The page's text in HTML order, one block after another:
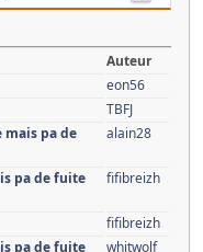
Auteur
eon56
TBFJ
mais pa de
alain28
pa de fuite
fifibreizh
fifibreizh
pa de fuite
whitwolf